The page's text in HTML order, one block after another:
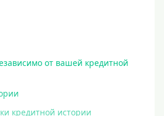
от вашей кредитной
кредитной истории